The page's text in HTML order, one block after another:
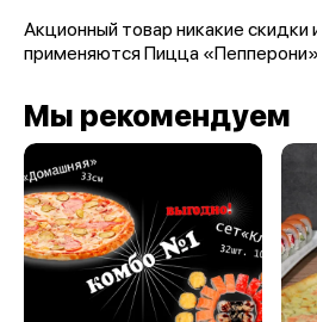
Акционный товар никакие скидки
применяются Пицца
Мы рекомендуем